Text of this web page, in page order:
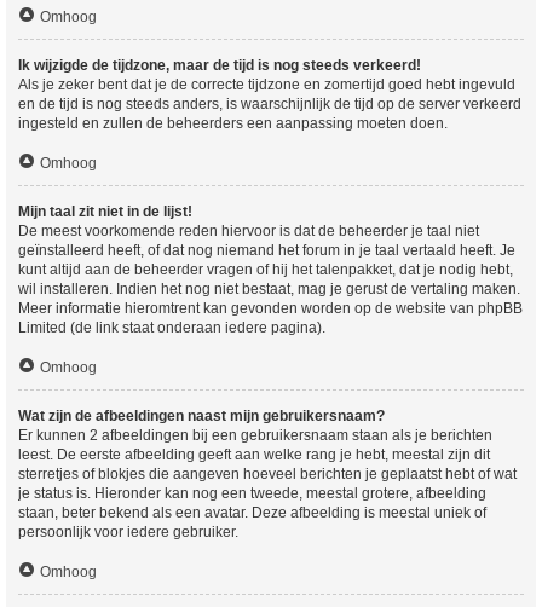
Omhoog
Ik wijzigde de tijdzone, maar de tijd is nog steeds verkeerd!
Als je zeker bent dat je de correcte tijdzone en zomertijd goed hebt ingevuld
en de tijd is nog steeds anders, is waarschijnlijk de tijd op de server verkeerd
ingesteld en zullen de beheerders een aanpassing moeten doen.
Omhoog
Mijn taal zit niet in de lijst!
De meest voorkomende reden hiervoor is dat de beheerder je taal niet
geïnstalleerd heeft, of dat nog niemand het forum in je taal vertaald heeft. Je
kunt altijd aan de beheerder vragen of hij het talenpakket, dat je nodig hebt,
wil installeren. Indien het nog niet bestaat, mag je gerust de vertaling maken.
Meer informatie hieromtrent kan gevonden worden op de website van phpBB
Limited (de link staat onderaan iedere pagina).
Omhoog
Wat zijn de afbeeldingen naast mijn gebruikersnaam?
Er kunnen 2 afbeeldingen bij een gebruikersnaam staan als je berichten
leest. De eerste afbeelding geeft aan welke rang je hebt, meestal zijn dit
sterretjes of blokjes die aangeven hoeveel berichten je geplaatst hebt of wat
je status is. Hieronder kan nog een tweede, meestal grotere, afbeelding
staan, beter bekend als een avatar. Deze afbeelding is meestal uniek of
persoonlijk voor iedere gebruiker.
Omhoog